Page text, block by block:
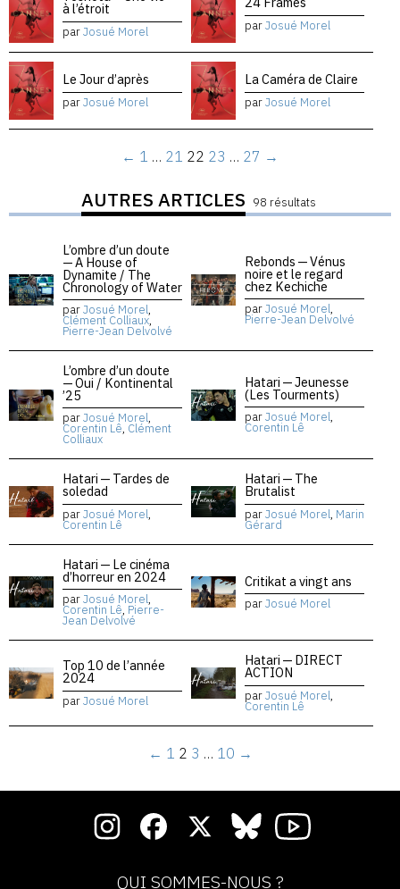
à l’étroit
parJosué Morel parJosué Morel
Le Jour d’après
parJosué Morel
La Caméra de Claire
parJosué Morel
← 1 … 21 22 23 … 27 →
AUTRES ARTICLES 98 résultats
L’ombre d’un doute
— A House of
Dynamite / The
Chronology of Water
parJosué Morel,
Clément Colliaux,
Pierre-Jean Delvolvé
Rebonds — Vénus
noire et le regard
chez Kechiche
parJosué Morel,
Pierre-Jean Delvolvé
L’ombre d’un doute
— Oui / Kontinental
’25
parJosué Morel,
Corentin Lê, Clément
Colliaux
Hatari — Jeunesse
(Les Tourments)
parJosué Morel,
Corentin Lê
Hatari — Tardes de
soledad
parJosué Morel,
Corentin Lê
Hatari — The
Brutalist
parJosué Morel, Marin
Gérard
Hatari — Le cinéma
d’horreur en 2024
parJosué Morel,
Corentin Lê, Pierre-
Jean Delvolvé
Critikat a vingt ans
parJosué Morel
Top 10 de l’année
2024
parJosué Morel
Hatari — DIRECT
ACTION
parJosué Morel,
Corentin Lê
← 1 2 3 … 10 →
QUI SOMMES-NOUS ?